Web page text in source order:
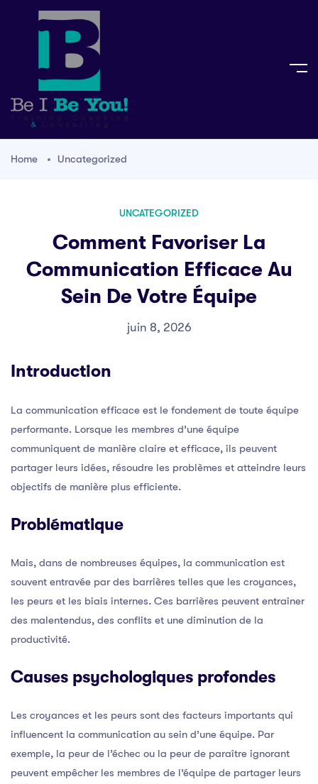
Home Uncategorized
UNCATEGORIZED
Comment Favoriser La
Communication Efficace Au
Sein De Votre Équipe
juin 8, 2026
Introduction
La communication efficace est le fondement de toute équipe
performante. Lorsque les membres d’une équipe
communiquent de manière claire et efficace, ils peuvent
partager leurs idées, résoudre les problèmes et atteindre leurs
objectifs de manière plus efficiente.
Problématique
Mais, dans de nombreuses équipes, la communication est
souvent entravée par des barrières telles que les croyances,
les peurs et les biais internes. Ces barrières peuvent entraîner
des malentendus, des conflits et une diminution de la
productivité.
Causes psychologiques profondes
Les croyances et les peurs sont des facteurs importants qui
influencent la communication au sein d’une équipe. Par
exemple, la peur de l’échec ou la peur de paraître ignorant
peuvent empêcher les membres de l’équipe de partager leurs